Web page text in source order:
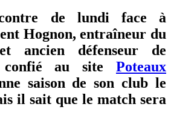
de lundi face à
Hognon, entraîneur du
ancien défenseur de
confié au site Poteaux
saison de son club le
il sait que le match sera